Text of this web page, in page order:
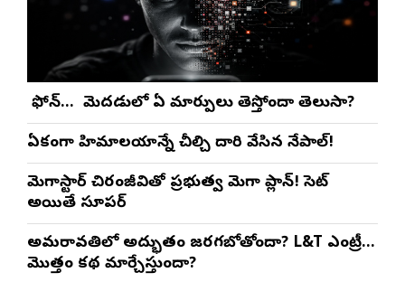
మీ ఫోన్… మీ మెదడులో ఏ మార్పులు తెస్తోందా తెలుసా?
ఏకంగా హిమాలయాన్నే చీల్చి దారి వేసిన నేపాల్!
మెగాస్టార్ చిరంజీవితో ప్రభుత్వ మెగా ప్లాన్! సెట్
అయితే సూపర్
అమరావతిలో అద్భుతం జరగబోతోందా? L&T ఎంట్రీ…
మొత్తం కథ మార్చేస్తుందా?